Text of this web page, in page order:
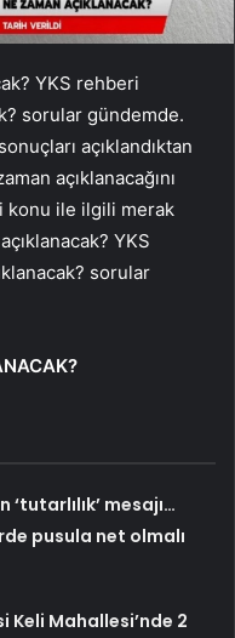
YKS rehberi
sorular gündemde.
açıklandıktan
açıklanacağını
konu ile ilgili merak
YKS
sorular
‘tutarlılık’ mesajı…
pusula net olmalı
Keli Mahallesi’nde 2